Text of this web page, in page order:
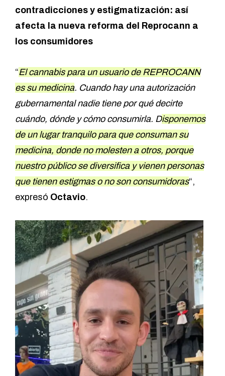
contradicciones y estigmatización: así
afecta la nueva reforma del Reprocann a
los consumidores
“El cannabis para un usuario de REPROCANN
es su medicina. Cuando hay una autorización
gubernamental nadie tiene por qué decirte
cuándo, dónde y cómo consumirla. Disponemos
de un lugar tranquilo para que consuman su
medicina, donde no molesten a otros, porque
nuestro público se diversifica y vienen personas
que tienen estigmas o no son consumidoras“,
expresó Octavio.